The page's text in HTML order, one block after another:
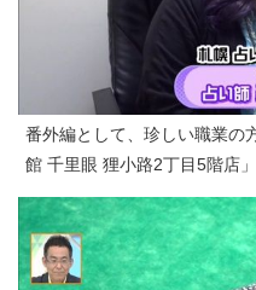
番外編として、珍しい職業の
館 千里眼 狸小路2丁目5階店